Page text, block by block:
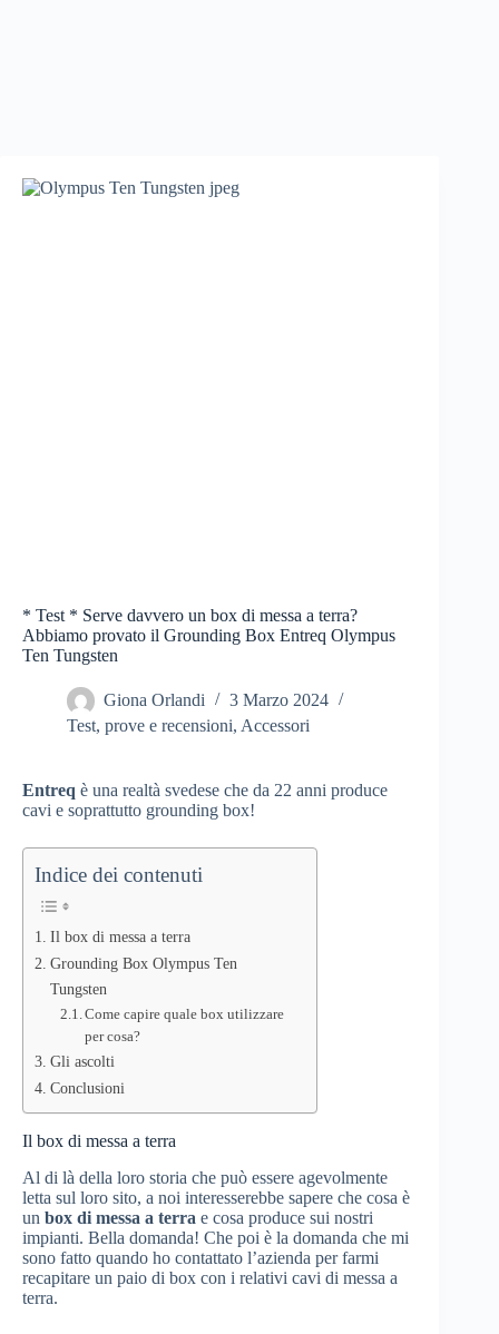
* Test * Serve davvero un box di messa a terra?
Abbiamo provato il Grounding Box Entreq Olympus
Ten Tungsten
Giona Orlandi
3 Marzo 2024
Test, prove e recensioni, Accessori
Entreq è una realtà svedese che da 22 anni produce
cavi e soprattutto grounding box!
Indice dei contenuti
Il box di messa a terra
Grounding Box Olympus Ten
Tungsten
Come capire quale box utilizzare
per cosa?
Gli ascolti
Conclusioni
Il box di messa a terra
Al di là della loro storia che può essere agevolmente
letta sul loro sito, a noi interesserebbe sapere che cosa è
un box di messa a terra e cosa produce sui nostri
impianti. Bella domanda! Che poi è la domanda che mi
sono fatto quando ho contattato l’azienda per farmi
recapitare un paio di box con i relativi cavi di messa a
terra.